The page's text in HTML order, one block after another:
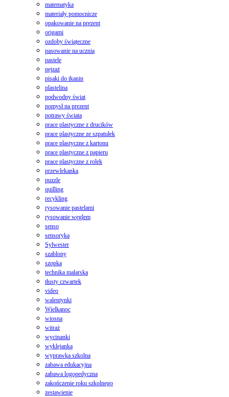
matematyka
materiały pomocnicze
opakowanie na prezent
origami
ozdoby świąteczne
pasowanie na ucznia
pastele
pejzaż
pisaki do tkanin
plastelina
podwodny świat
pomysł na prezent
potrawy świata
prace plastyczne z drucików
prace plastyczne ze szpatułek
prace plastyczne z kartonu
prace plastyczne z papieru
prace plastyczne z rolek
przewlekanka
puzzle
quilling
recykling
rysowanie pastelami
rysowanie węglem
senso
sensoryka
Sylwester
szablony
szopka
technika malarska
tłusty czwartek
video
walentynki
Wielkanoc
wiosna
witraż
wycinanki
wyklejanka
wyprawka szkolna
zabawa edukacyjna
zabawa logopedyczna
zakończenie roku szkolnego
zestawienie